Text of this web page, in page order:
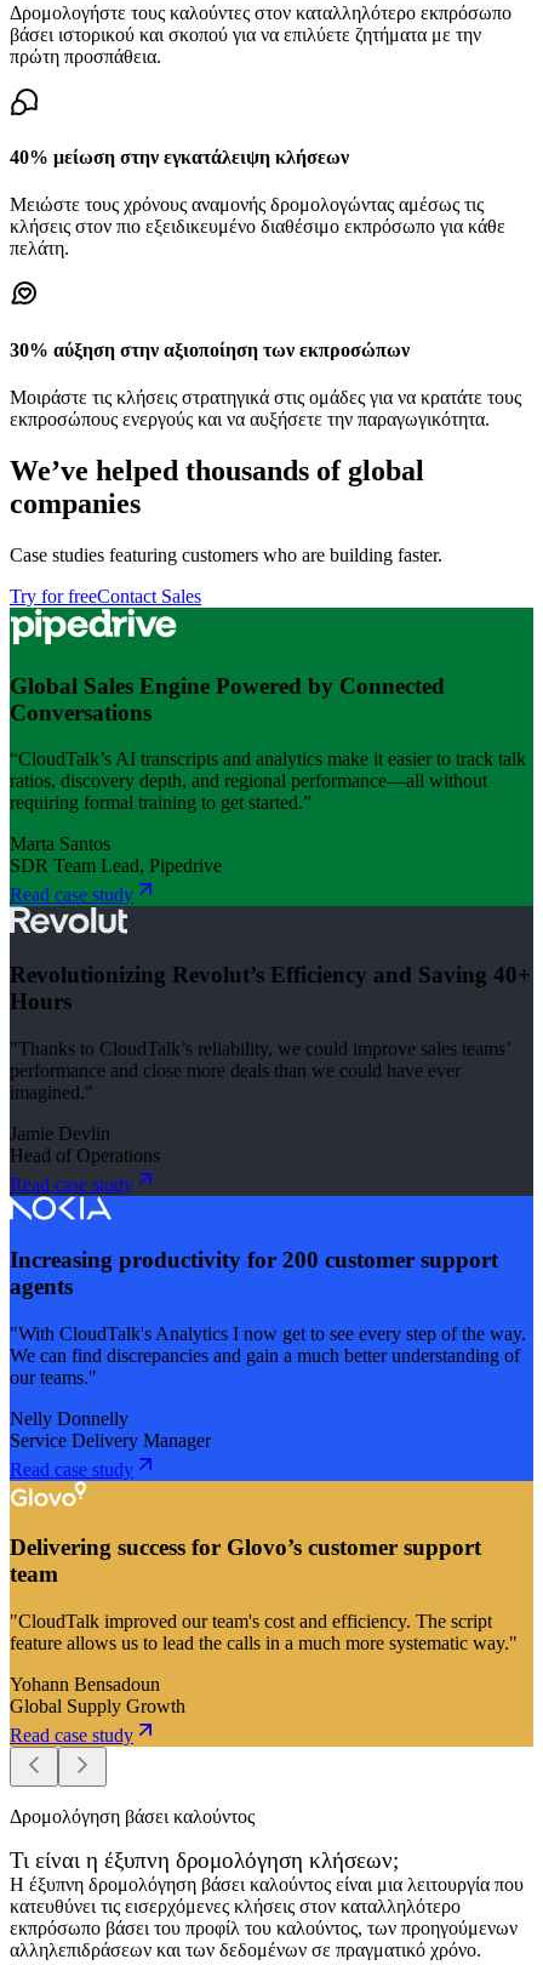
Δρομολογήστε τους καλούντες στον καταλληλότερο εκπρόσωπο
βάσει ιστορικού και σκοπού για να επιλύετε ζητήματα με την
πρώτη προσπάθεια.
40% μείωση στην εγκατάλειψη κλήσεων
Μειώστε τους χρόνους αναμονής δρομολογώντας αμέσως τις
κλήσεις στον πιο εξειδικευμένο διαθέσιμο εκπρόσωπο για κάθε
πελάτη.
30% αύξηση στην αξιοποίηση των εκπροσώπων
Μοιράστε τις κλήσεις στρατηγικά στις ομάδες για να κρατάτε τους
εκπροσώπους ενεργούς και να αυξήσετε την παραγωγικότητα.
We’ve helped thousands of global
companies
Case studies featuring customers who are building faster.
Try for freeContact Sales
Global Sales Engine Powered by Connected
Conversations
“CloudTalk’s AI transcripts and analytics make it easier to track talk
ratios, discovery depth, and regional performance—all without
requiring formal training to get started.”
Marta Santos
SDR Team Lead, Pipedrive
Read case study
Revolutionizing Revolut’s Efficiency and Saving 40+
Hours
"Thanks to CloudTalk’s reliability, we could improve sales teams’
performance and close more deals than we could have ever
imagined."
Jamie Devlin
Head of Operations
Read case study
Increasing productivity for 200 customer support
agents
"With CloudTalk's Analytics I now get to see every step of the way.
We can find discrepancies and gain a much better understanding of
our teams."
Nelly Donnelly
Service Delivery Manager
Read case study
Delivering success for Glovo’s customer support
team
"CloudTalk improved our team's cost and efficiency. The script
feature allows us to lead the calls in a much more systematic way."
Yohann Bensadoun
Global Supply Growth
Read case study
Δρομολόγηση βάσει καλούντος
Τι είναι η έξυπνη δρομολόγηση κλήσεων;
Η έξυπνη δρομολόγηση βάσει καλούντος είναι μια λειτουργία που
κατευθύνει τις εισερχόμενες κλήσεις στον καταλληλότερο
εκπρόσωπο βάσει του προφίλ του καλούντος, των προηγούμενων
αλληλεπιδράσεων και των δεδομένων σε πραγματικό χρόνο.